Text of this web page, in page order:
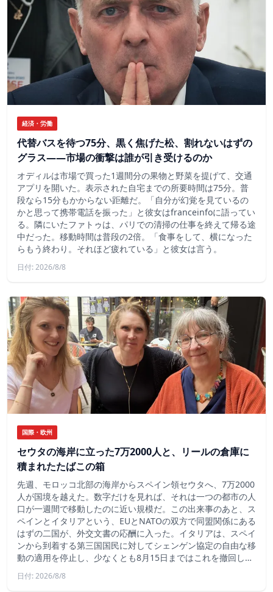
経済・労働
代替バスを待つ75分、黒く焦げた松、割れないはずの
グラス——市場の衝撃は誰が引き受けるのか
オディルは市場で買った1週間分の果物と野菜を提げて、交通
アプリを開いた。表示された自宅までの所要時間は75分。普
段なら15分もかからない距離だ。「自分が幻覚を見ているの
かと思って携帯電話を振った」と彼女はfranceinfoに語ってい
る。隣にいたファトゥは、パリでの清掃の仕事を終えて帰る途
中だった。移動時間は普段の2倍。「食事をして、横になった
らもう終わり。それほど疲れている」と彼女は言う。
日付: 2026/8/8
国際・欧州
セウタの海岸に立った7万2000人と、リールの倉庫に
積まれたたばこの箱
先週、モロッコ北部の海岸からスペイン領セウタへ、7万2000
人が国境を越えた。数字だけを見れば、それは一つの都市の人
口が一週間で移動したのに近い規模だ。この出来事のあと、ス
ペインとイタリアという、EUとNATOの双方で同盟関係にある
はずの二国が、外交文書の応酬に入った。イタリアは、スペイ
ンから到着する第三国国民に対してシェンゲン協定の自由な移
動の適用を停止し、少なくとも8月15日まではこれを撤回し…
日付: 2026/8/8